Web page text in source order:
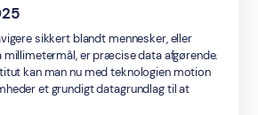
sikkert blandt mennesker, eller
millimetermål, er præcise data afgørende.
kan man nu med teknologien motion
et grundigt datagrundlag til at